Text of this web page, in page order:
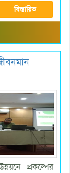
বিস্তারিত
প্রকল্পের